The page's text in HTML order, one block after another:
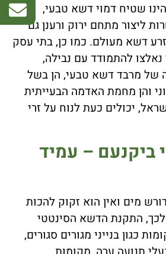
שטיח דמוי דשא טבעי,
ליצור מתחם ירוק ורענן גם
דשא מעולם. כמו כן, בתי עסק
להתמודד עם נבילה,
של מרבד דשא טבעי, הן בשל
והן מחמת האדמה הבעייתית
יכולים כעת לנוח על זרי
ביקנעם – עמיד
מים ואין הוא זקוק להכות
התקנת הדשא הסינטטי
כגון בנייני מגורים סגורים,